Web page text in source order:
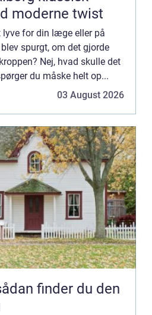
moderne twist
lyve for din læge eller på
spurgt, om det gjorde
Nej, hvad skulle det
du måske helt op...
03 August 2026
finder du den